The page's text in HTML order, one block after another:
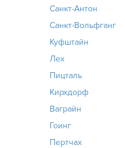
Санкт-Антон
Санкт-Вольфганг
Куфштайн
Лех
Пицталь
Кирхдорф
Ваграйн
Гоинг
Пертчах